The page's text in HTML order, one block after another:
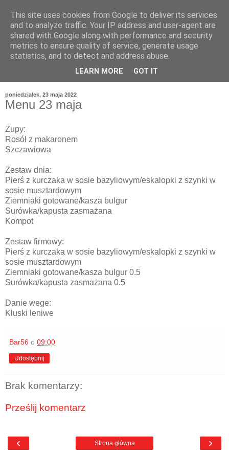
poniedziałek, 23 maja 2022
Menu 23 maja
Zupy:
Rosół z makaronem
Szczawiowa
Zestaw dnia:
Pierś z kurczaka w sosie bazyliowym/eskalopki z szynki w
sosie musztardowym
Ziemniaki gotowane/kasza bulgur
Surówka/kapusta zasmażana
Kompot
Zestaw firmowy:
Pierś z kurczaka w sosie bazyliowym/eskalopki z szynki w
sosie musztardowym
Ziemniaki gotowane/kasza bulgur 0.5
Surówka/kapusta zasmażana 0.5
Danie wege:
Kluski leniwe
Bar56 o 09:00
Udostępnij
Brak komentarzy:
Prześlij komentarz
‹ ›
Strona główna
This site uses cookies from Google to deliver its services
and to analyze traffic. Your IP address and user-agent are
shared with Google along with performance and security
metrics to ensure quality of service, generate usage
statistics, and to detect and address abuse.
LEARN MORE GOT IT